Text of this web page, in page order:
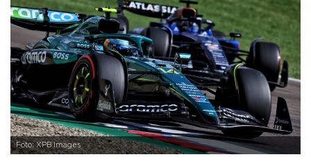
Foto: XPB Images